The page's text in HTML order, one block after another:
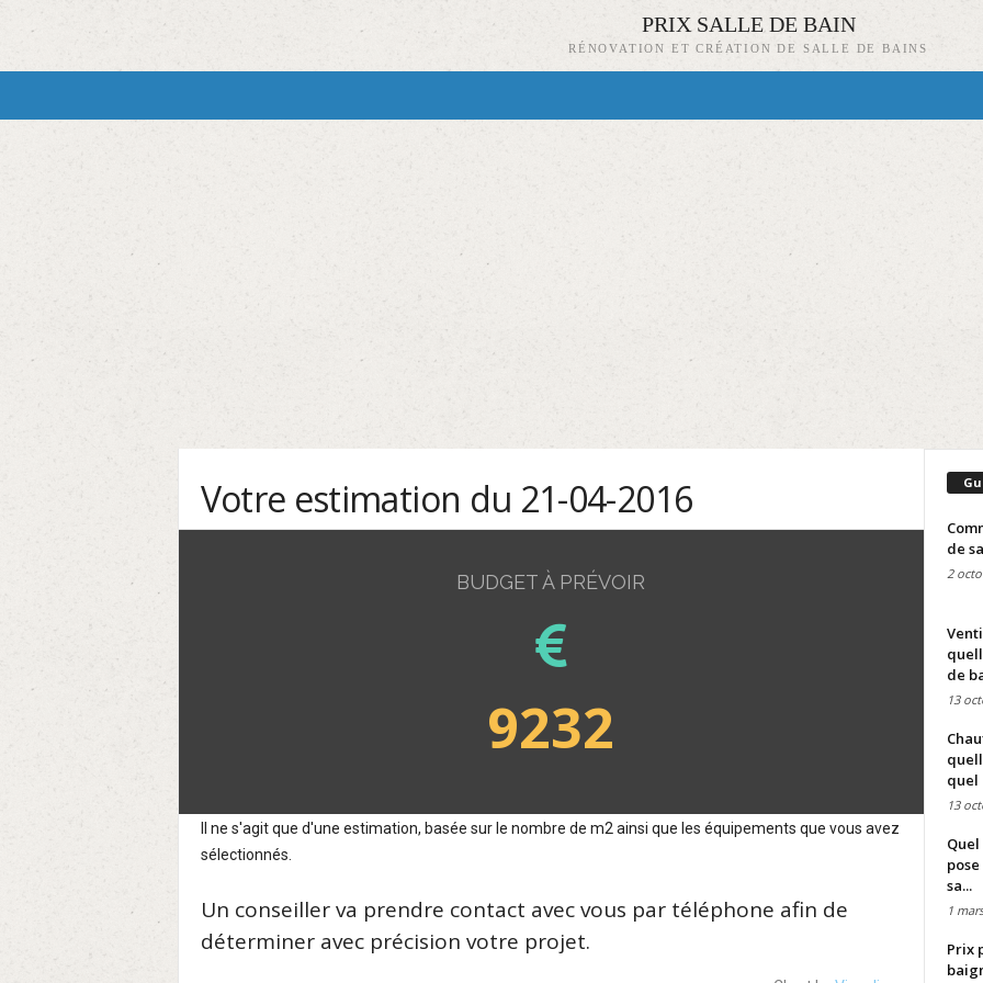
PRIX SALLE DE BAIN
RÉNOVATION ET CRÉATION DE SALLE DE BAINS
Votre estimation du 21-04-2016
BUDGET À PRÉVOIR
9232
Il ne s'agit que d'une estimation, basée sur le nombre de m2 ainsi que les équipements que vous avez
sélectionnés.
Un conseiller va prendre contact avec vous par téléphone afin de
déterminer avec précision votre projet.
de
2
de
13
quel
13
sa...
1
Prix